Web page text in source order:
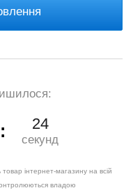
22
секунд
інтернет-магазину на всій
владою